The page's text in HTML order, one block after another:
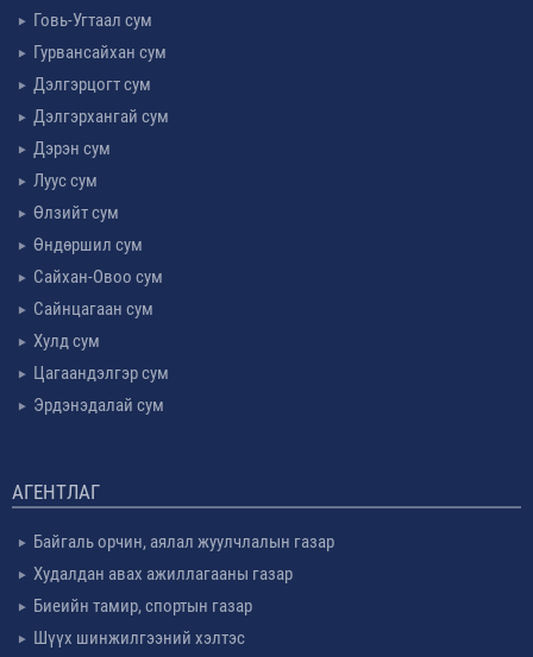
Говь-Угтаал сум
Гурвансайхан сум
Дэлгэрцогт сум
Дэлгэрхангай сум
Дэрэн сум
Луус сум
Өлзийт сум
Өндөршил сум
Сайхан-Овоо сум
Сайнцагаан сум
Хулд сум
Цагаандэлгэр сум
Эрдэнэдалай сум
АГЕНТЛАГ
Байгаль орчин, аялал жуулчлалын газар
Худалдан авах ажиллагааны газар
Биеийн тамир, спортын газар
Шүүх шинжилгээний хэлтэс